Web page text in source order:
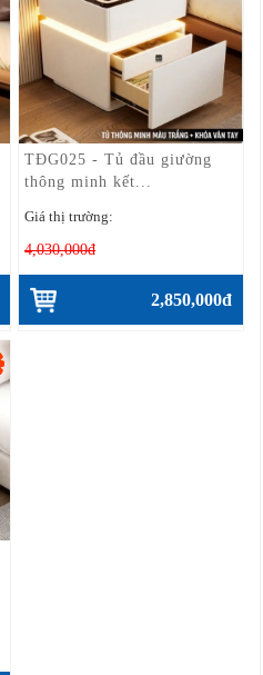
TĐG025 - Tủ đầu giường
thông minh kết...
Giá thị trường:
4,030,000đ
2,850,000đ